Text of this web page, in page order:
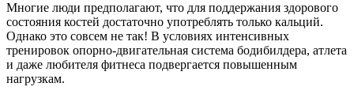
Многие люди предполагают, что для поддержания здорового
состояния костей достаточно употреблять только кальций.
Однако это совсем не так! В условиях интенсивных
тренировок опорно-двигательная система бодибилдера, атлета
и даже любителя фитнеса подвергается повышенным
нагрузкам.